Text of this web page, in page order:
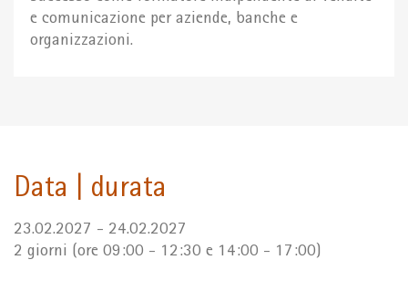
e comunicazione per aziende, banche e
organizzazioni.
Data | durata
23.02.2027 - 24.02.2027
2 giorni (ore 09:00 - 12:30 e 14:00 - 17:00)